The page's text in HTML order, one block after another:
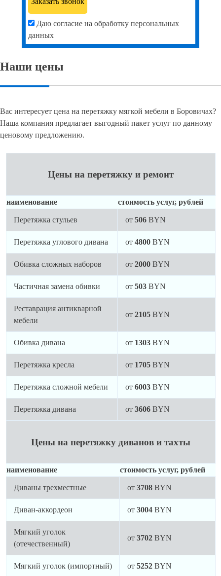
Даю согласие на обработку персональных
данных
Наши цены
Вас интересует цена на перетяжку мягкой мебели в Боровичах?
Наша компания предлагает выгодный пакет услуг по данному
ценовому предложению.
Цены на перетяжку и ремонт
наименование стоимость услуг, рублей
Перетяжка стульев от 506BYN
Перетяжка углового дивана от 4800BYN
Обивка сложных наборов от 2000BYN
Частичная замена обивки от 503BYN
Реставрация антикварной
мебели
от 2105BYN
Обивка дивана от 1303BYN
Перетяжка кресла от 1705BYN
Перетяжка сложной мебели от 6003BYN
Перетяжка дивана от 3606BYN
Цены на перетяжку диванов и тахты
наименование стоимость услуг, рублей
Диваны трехместные от 3708BYN
Диван-аккордеон от 3004BYN
Мягкий уголок
(отечественный)
от 3702BYN
Мягкий уголок (импортный) от 5252BYN